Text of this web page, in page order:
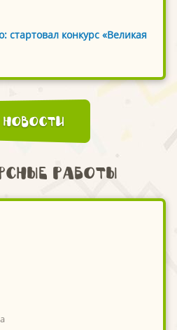
стартовал конкурс «Великая
новости
работы